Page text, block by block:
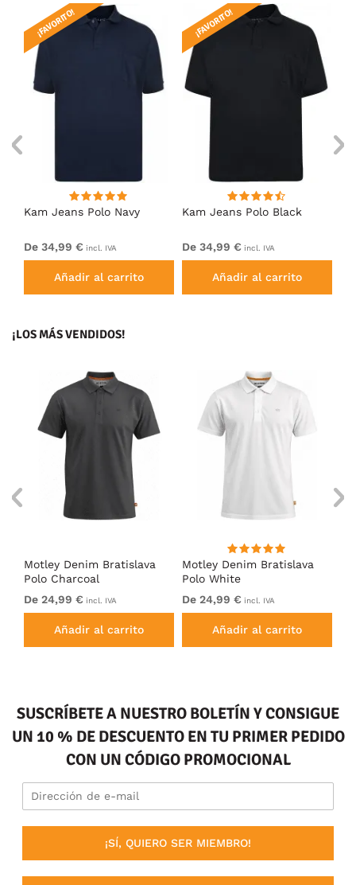
Kam Jeans Polo Navy
¡FAVORITO!
De 34,99 € incl. IVA
Añadir al carrito
Kam Jeans Polo Black
¡FAVORITO!
De 34,99 € incl. IVA
Añadir al carrito
¡LOS MÁS VENDIDOS!
Motley Denim Bratislava
Polo Charcoal
De 24,99 € incl. IVA
Añadir al carrito
Motley Denim Bratislava
Polo White
De 24,99 € incl. IVA
Añadir al carrito
SUSCRÍBETE A NUESTRO BOLETÍN Y CONSIGUE
UN 10 % DE DESCUENTO EN TU PRIMER PEDIDO
CON UN CÓDIGO PROMOCIONAL
¡SÍ, QUIERO SER MIEMBRO!